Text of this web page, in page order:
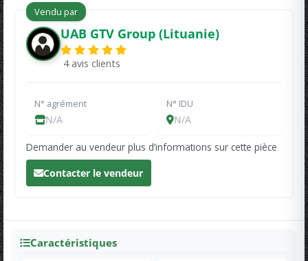
Vendu par
UAB GTV Group (Lituanie)
4 avis clients
N° agrément
N/A
N° IDU
N/A
Demander au vendeur plus d’informations sur cette pièce
Contacter le vendeur
Caractéristiques